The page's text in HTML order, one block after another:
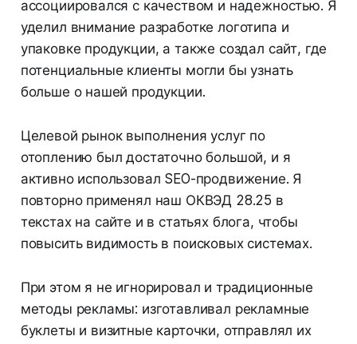
ассоциировался с качеством и надежностью. Я
уделил внимание разработке логотипа и
упаковке продукции, а также создал сайт, где
потенциальные клиенты могли бы узнать
больше о нашей продукции.
Целевой рынок выполнения услуг по
отоплению был достаточно большой, и я
активно использовал SEO-продвижение. Я
повторно применял наш ОКВЭД 28.25 в
текстах на сайте и в статьях блога, чтобы
повысить видимость в поисковых системах.
При этом я не игнорировал и традиционные
методы рекламы: изготавливал рекламные
буклеты и визитные карточки, отправлял их